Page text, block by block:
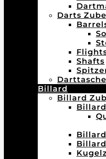
Darts
Shafts
Billard
Billard
Billard